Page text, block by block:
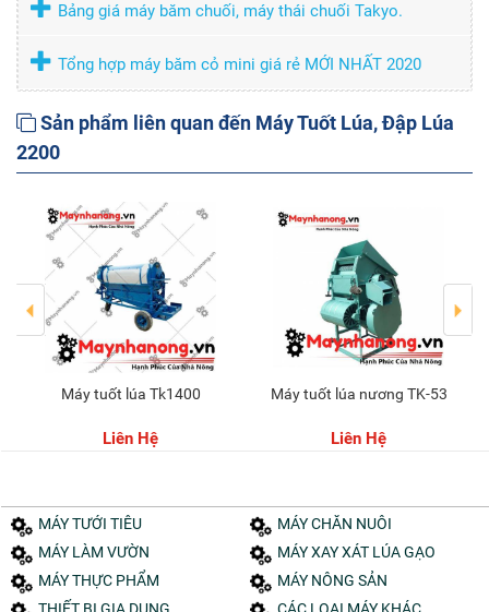
Bảng giá máy băm chuối, máy thái chuối Takyo.
Tổng hợp máy băm cỏ mini giá rẻ MỚI NHẤT 2020
Sản phẩm liên quan đến Máy Tuốt Lúa, Đập Lúa
2200
máy tuốt lúa Tk1400
Liên Hệ
Máy tuốt lúa nương TK-53
Liên Hệ
MÁY TƯỚI TIÊU
MÁY CHĂN NUÔI
MÁY LÀM VƯỜN
MÁY XAY XÁT LÚA GẠO
MÁY THỰC PHẨM
MÁY NÔNG SẢN